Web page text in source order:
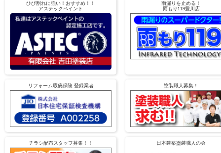
ひび割れに強い！おすすめ！！
アステックペイント
雨漏りを止める！
雨もり119豊川店
リフォーム瑕疵保険 登録業者 塗装職人募集！
チラシ配布スタッフ募集！！ 日本建築塗装職人の会